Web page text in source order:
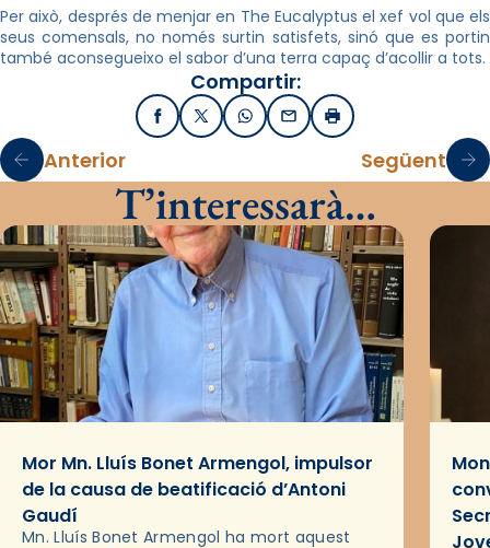
Per això, després de menjar en The Eucalyptus el xef vol que els
seus comensals, no només surtin satisfets, sinó que es portin
també aconsegueixo el sabor d’una terra capaç d’acollir a tots.
Compartir:
FacebookX / TwitterWhatsApp
EmailImprimir
Anterior Següent
T’interessarà…
Mor Mn. Lluís Bonet Armengol, impulsor
de la causa de beatificació d’Antoni
Gaudí
Mn. Lluís Bonet Armengol ha mort aquest